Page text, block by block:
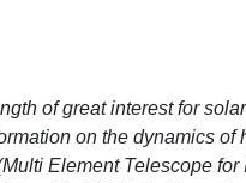
of great interest for
on the dynamics
Element Telescope